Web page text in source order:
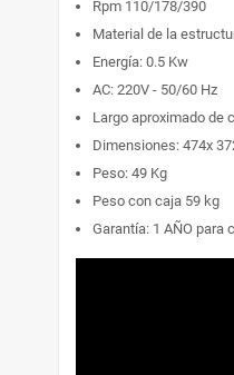
Rpm 110/178/390
Material de la
Energía: 0.5 Kw
AC: 220V - 50/60 Hz
Largo aproximado de
Dimensiones: 474x
Peso: 49 Kg
Peso con caja 59 kg
Garantía: 1 AÑO